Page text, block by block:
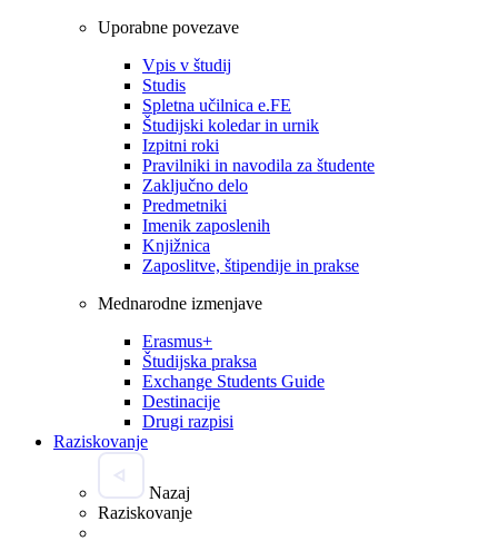
Uporabne povezave
Vpis v študij
Studis
Spletna učilnica e.FE
Študijski koledar in urnik
Izpitni roki
Pravilniki in navodila za študente
Zaključno delo
Predmetniki
Imenik zaposlenih
Knjižnica
Zaposlitve, štipendije in prakse
Mednarodne izmenjave
Erasmus+
Študijska praksa
Exchange Students Guide
Destinacije
Drugi razpisi
Raziskovanje
Nazaj
Raziskovanje